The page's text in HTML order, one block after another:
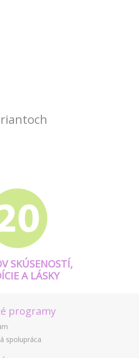
SKÚSENOSTÍ,
A LÁSKY
programy
spolupráca